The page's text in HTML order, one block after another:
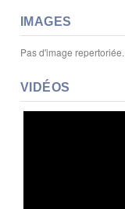
IMAGES
Pas d'image repertoriée.
VIDÉOS